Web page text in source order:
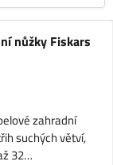
nůžky Fiskars
zahradní
suchých větví,
32…